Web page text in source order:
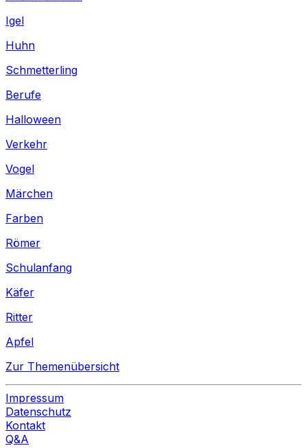
Igel
Huhn
Schmetterling
Berufe
Halloween
Verkehr
Vogel
Märchen
Farben
Römer
Schulanfang
Käfer
Ritter
Apfel
Zur Themenübersicht
Impressum
Datenschutz
Kontakt
Q&A